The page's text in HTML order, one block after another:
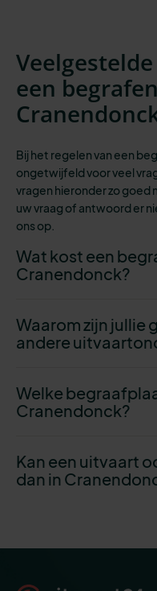
een
Bij het regelen van een
ongetwijfeld voor veel
vragen hieronder zo
uw vraag of antwoord er
ons op.
Wat kost een
Cranendonck?
Waarom zijn jullie
andere
Welke
Cranendonck?
Kan een uitvaart
dan in